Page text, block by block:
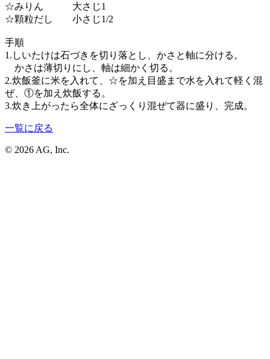
☆みりん 大さじ1
☆顆粒だし 小さじ1/2
手順
1.しいたけは石づきを切り落とし、かさと軸に分ける。
かさは薄切りにし、軸は細かく切る。
2.炊飯釜に米を入れて、☆を加え目盛まで水を入れて軽く混
ぜ、①を加え炊飯する。
3.炊き上がったら全体にざっくり混ぜて器に盛り、完成。
一覧に戻る
© 2026 AG, Inc.